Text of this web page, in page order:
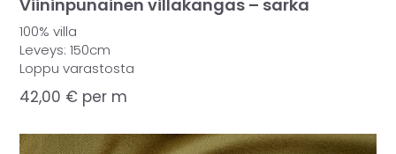
Viininpunainen villakangas – sarka
100% villa
Leveys: 150cm
Loppu varastosta
42,00 € per m